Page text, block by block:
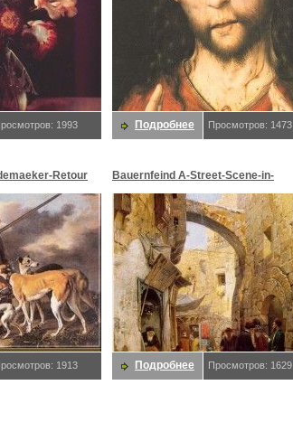
1993 Подробнее Просмотров: 1473
Retour
1913
Bauernfeind A-Street-Scene-in-
Jerusalem-sj. Bauernfeind,
Подробнее Просмотров: 1629